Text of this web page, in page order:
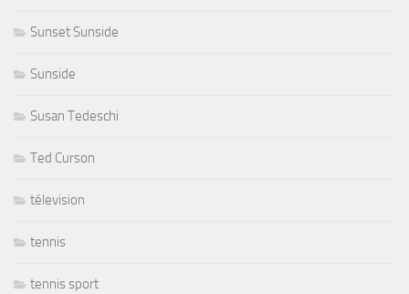
Sunset Sunside
Sunside
Susan Tedeschi
Ted Curson
télevision
tennis
tennis sport